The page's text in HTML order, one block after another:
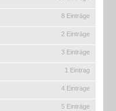
8 Einträge
2 Einträge
3 Einträge
1 Eintrag
4 Einträge
5 Einträge